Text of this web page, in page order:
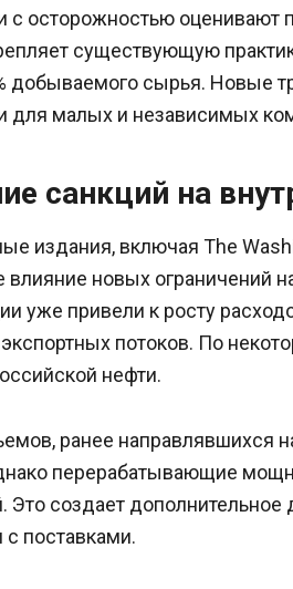
с осторожностью оценивают
существующую
добываемого сырья. Новые
для малых и независимых
санкций на
издания, включая The
новых ограничений
уже привели к росту
потоков. По
нефти.
ранее направлявшихся
перерабатывающие
Это создает
поставками.